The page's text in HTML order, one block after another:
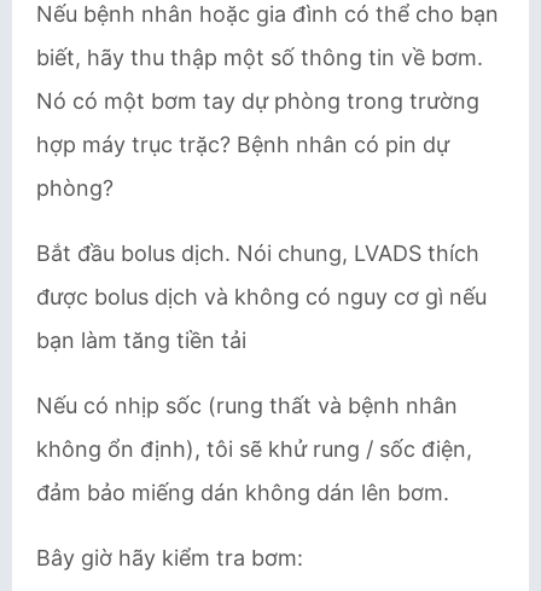
Nếu bệnh nhân hoặc gia đình có thể cho bạn
biết, hãy thu thập một số thông tin về bơm.
Nó có một bơm tay dự phòng trong trường
hợp máy trục trặc? Bệnh nhân có pin dự
phòng?
Bắt đầu bolus dịch. Nói chung, LVADS thích
được bolus dịch và không có nguy cơ gì nếu
bạn làm tăng tiền tải
Nếu có nhịp sốc (rung thất và bệnh nhân
không ổn định), tôi sẽ khử rung / sốc điện,
đảm bảo miếng dán không dán lên bơm.
Bây giờ hãy kiểm tra bơm: